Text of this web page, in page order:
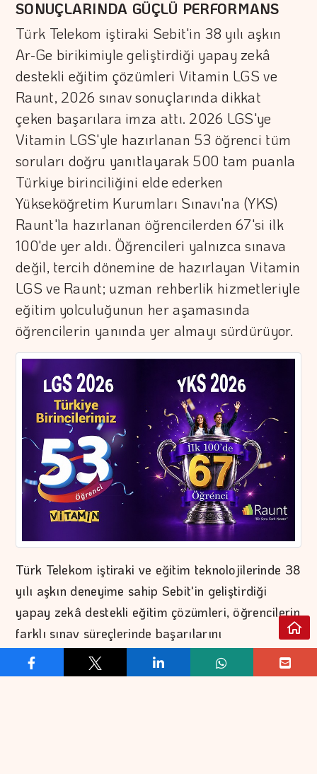
SONUÇLARINDA GÜÇLÜ PERFORMANS
Türk Telekom iştiraki Sebit'in 38 yılı aşkın
Ar-Ge birikimiyle geliştirdiği yapay zekâ
destekli eğitim çözümleri Vitamin LGS ve
Raunt, 2026 sınav sonuçlarında dikkat
çeken başarılara imza attı. 2026 LGS'ye
Vitamin LGS'yle hazırlanan 53 öğrenci tüm
soruları doğru yanıtlayarak 500 tam puanla
Türkiye birinciliğini elde ederken
Yükseköğretim Kurumları Sınavı'na (YKS)
Raunt'la hazırlanan öğrencilerden 67'si ilk
100'de yer aldı. Öğrencileri yalnızca sınava
değil, tercih dönemine de hazırlayan Vitamin
LGS ve Raunt; uzman rehberlik hizmetleriyle
eğitim yolculuğunun her aşamasında
öğrencilerin yanında yer almayı sürdürüyor.
Türk Telekom iştiraki ve eğitim teknolojilerinde 38
yılı aşkın deneyime sahip Sebit'in geliştirdiği
yapay zekâ destekli eğitim çözümleri, öğrencilerin
farklı sınav süreçlerinde başarılarını
desteklemeye devam ediyor. Vitamin LGS’yle
sınava hazırlanan öğrenciler 2026 LGS